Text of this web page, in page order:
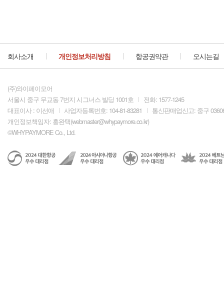
회사소개 개인정보처리방침 항공권약관 오시는길
(주)와이페이모어
서울시 중구 무교동 7번지 시그너스 빌딩 1001호
전화: 1577-1245
대표이사 : 이선애
사업자등록번호: 104-81-83281
통신판매업신고: 중구
개인정보책임자: 홍완택(webmaster@whypaymore.co.kr)
©WHYPAYMORE Co., Ltd.